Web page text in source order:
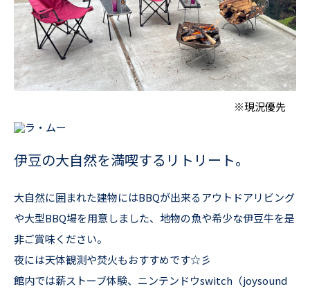
※現況優先
伊豆の大自然を満喫するリトリート。
大自然に囲まれた建物にはBBQが出来るアウトドアリビング
や大型BBQ場を用意しました、地物の魚や希少な伊豆牛を是
非ご賞味ください。
夜には天体観測や焚火もおすすめです☆彡
館内では薪ストーブ体験、ニンテンドウswitch（joysound